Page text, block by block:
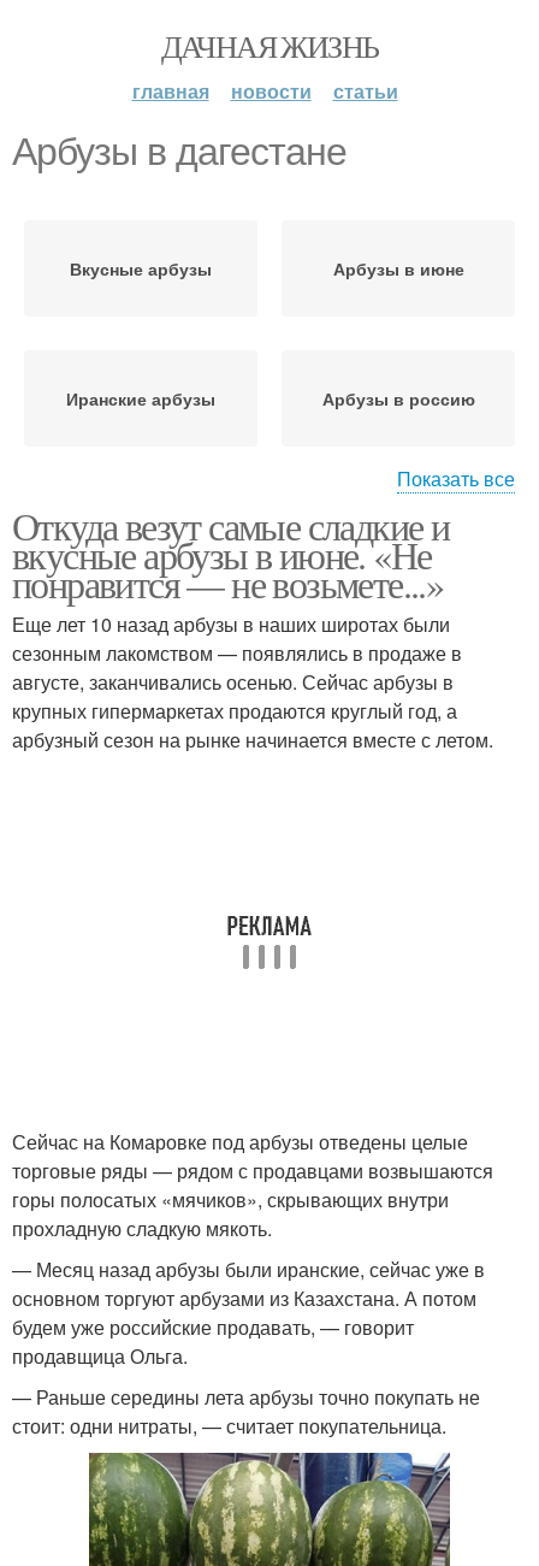
ДАЧНАЯ ЖИЗНЬ
главная новости статьи
Арбузы в дагестане
Вкусные арбузы Арбузы в июне
Иранские арбузы Арбузы в россию
Арбузы в июле Тепличные арбузы
Дагестанские арбузы Арбузы в мае
Показать все
Откуда везут самые сладкие и
вкусные арбузы в июне. «Не
понравится — не возьмете...»
Еще лет 10 назад арбузы в наших широтах были
сезонным лакомством — появлялись в продаже в
августе, заканчивались осенью. Сейчас арбузы в
крупных гипермаркетах продаются круглый год, а
арбузный сезон на рынке начинается вместе с летом.
Сейчас на Комаровке под арбузы отведены целые
торговые ряды — рядом с продавцами возвышаются
горы полосатых «мячиков», скрывающих внутри
прохладную сладкую мякоть.
— Месяц назад арбузы были иранские, сейчас уже в
основном торгуют арбузами из Казахстана. А потом
будем уже российские продавать, — говорит
продавщица Ольга.
— Раньше середины лета арбузы точно покупать не
стоит: одни нитраты, — считает покупательница.